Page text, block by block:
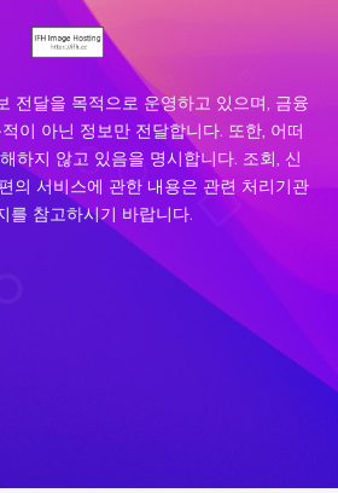
전달을 목적으로 운영하고 있으며, 금융
이 아닌 정보만 전달합니다. 또한, 어떠
하지 않고 있음을 명시합니다. 조회, 신
의 서비스에 관한 내용은 관련 처리기관
를 참고하시기 바랍니다.